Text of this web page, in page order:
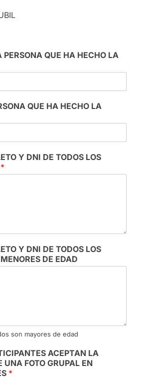
PERSONA QUE HA HECHO LA
QUE HA HECHO LA
Y DNI DE TODOS LOS
*
Y DNI DE TODOS LOS
DE EDAD
son mayores de edad
ACEPTAN LA
UNA FOTO GRUPAL EN
*